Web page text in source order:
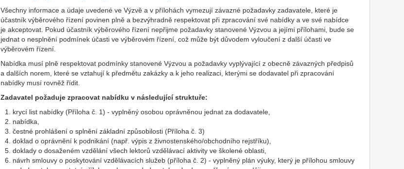
Všechny informace a údaje uvedené ve Výzvě a v přílohách vymezují závazné požadavky zadavatele, které je
účastník výběrového řízení povinen plně a bezvýhradně respektovat při zpracování své nabídky a ve své nabídce
je akceptovat. Pokud účastník výběrového řízení nepřijme požadavky stanovené Výzvou a jejími přílohami, bude se
jednat o nesplnění podmínek účasti ve výběrovém řízení, což může být důvodem vyloučení z další účasti ve
výběrovém řízení.
Nabídka musí plně respektovat podmínky stanovené Výzvou a požadavky vyplývající z obecně závazných předpisů
a dalších norem, které se vztahují k předmětu zakázky a k jeho realizaci, kterými se dodavatel při zpracování
nabídky musí rovněž řídit.
Zadavatel požaduje zpracovat nabídku v následující struktuře:
krycí list nabídky (Příloha č. 1) - vyplněný osobou oprávněnou jednat za dodavatele,
nabídka,
čestné prohlášení o splnění základní způsobilosti (Příloha č. 3)
doklad o oprávnění k podnikání (např. výpis z živnostenského/obchodního rejstříku),
doklady o dosaženém vzdělání všech lektorů vzdělávací aktivity ve školené oblasti,
návrh smlouvy o poskytování vzdělávacích služeb (příloha č. 2) - vyplněný plán výuky, který je přílohou smlouvy